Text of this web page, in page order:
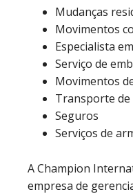
Mudanças
Movimentos
Especialista
Serviço de
Movimentos
Transporte de
Seguros
Serviços de
A Champion
empresa de